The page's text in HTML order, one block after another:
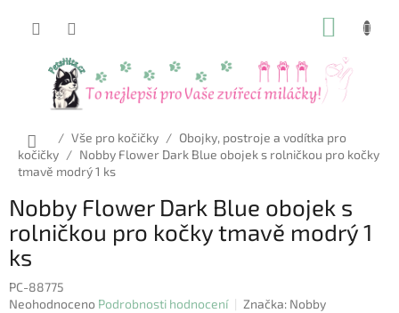
Domů
/ Vše pro kočičky / Obojky, postroje a vodítka pro
kočičky / Nobby Flower Dark Blue obojek s rolničkou pro kočky
tmavě modrý 1 ks
Nobby Flower Dark Blue obojek s
rolničkou pro kočky tmavě modrý 1
ks
PC-88775
Průměrné
Neohodnoceno Podrobnosti hodnocení Značka: Nobby